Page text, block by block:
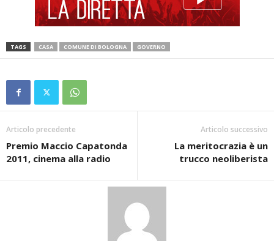
TAGS CASA COMUNE DI BOLOGNA GOVERNO
Articolo precedente
Premio Maccio Capatonda
2011, cinema alla radio
Articolo successivo
La meritocrazia è un
trucco neoliberista